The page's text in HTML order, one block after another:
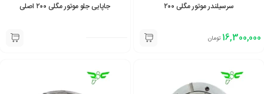
سرسیلندر موتور مگلی ۲۰۰
16,300,000 تومان
جاپایی جلو موتور مگلی ۲۰۰ اصلی